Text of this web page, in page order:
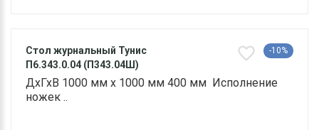
Стол журнальный Тунис
П6.343.0.04 (П343.04Ш)
-10%
ДхГхВ 1000 мм х 1000 мм 400 мм Исполнение
ножек ..